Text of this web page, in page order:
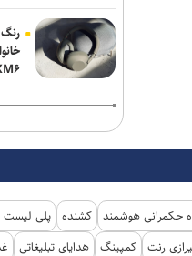
شبکه اول روسیه:
راهپیمایی‌هایرنگ
حکمرانی هوشمند کشنده پلی لیست
رنت کمپینگ هدایای تبلیغاتی